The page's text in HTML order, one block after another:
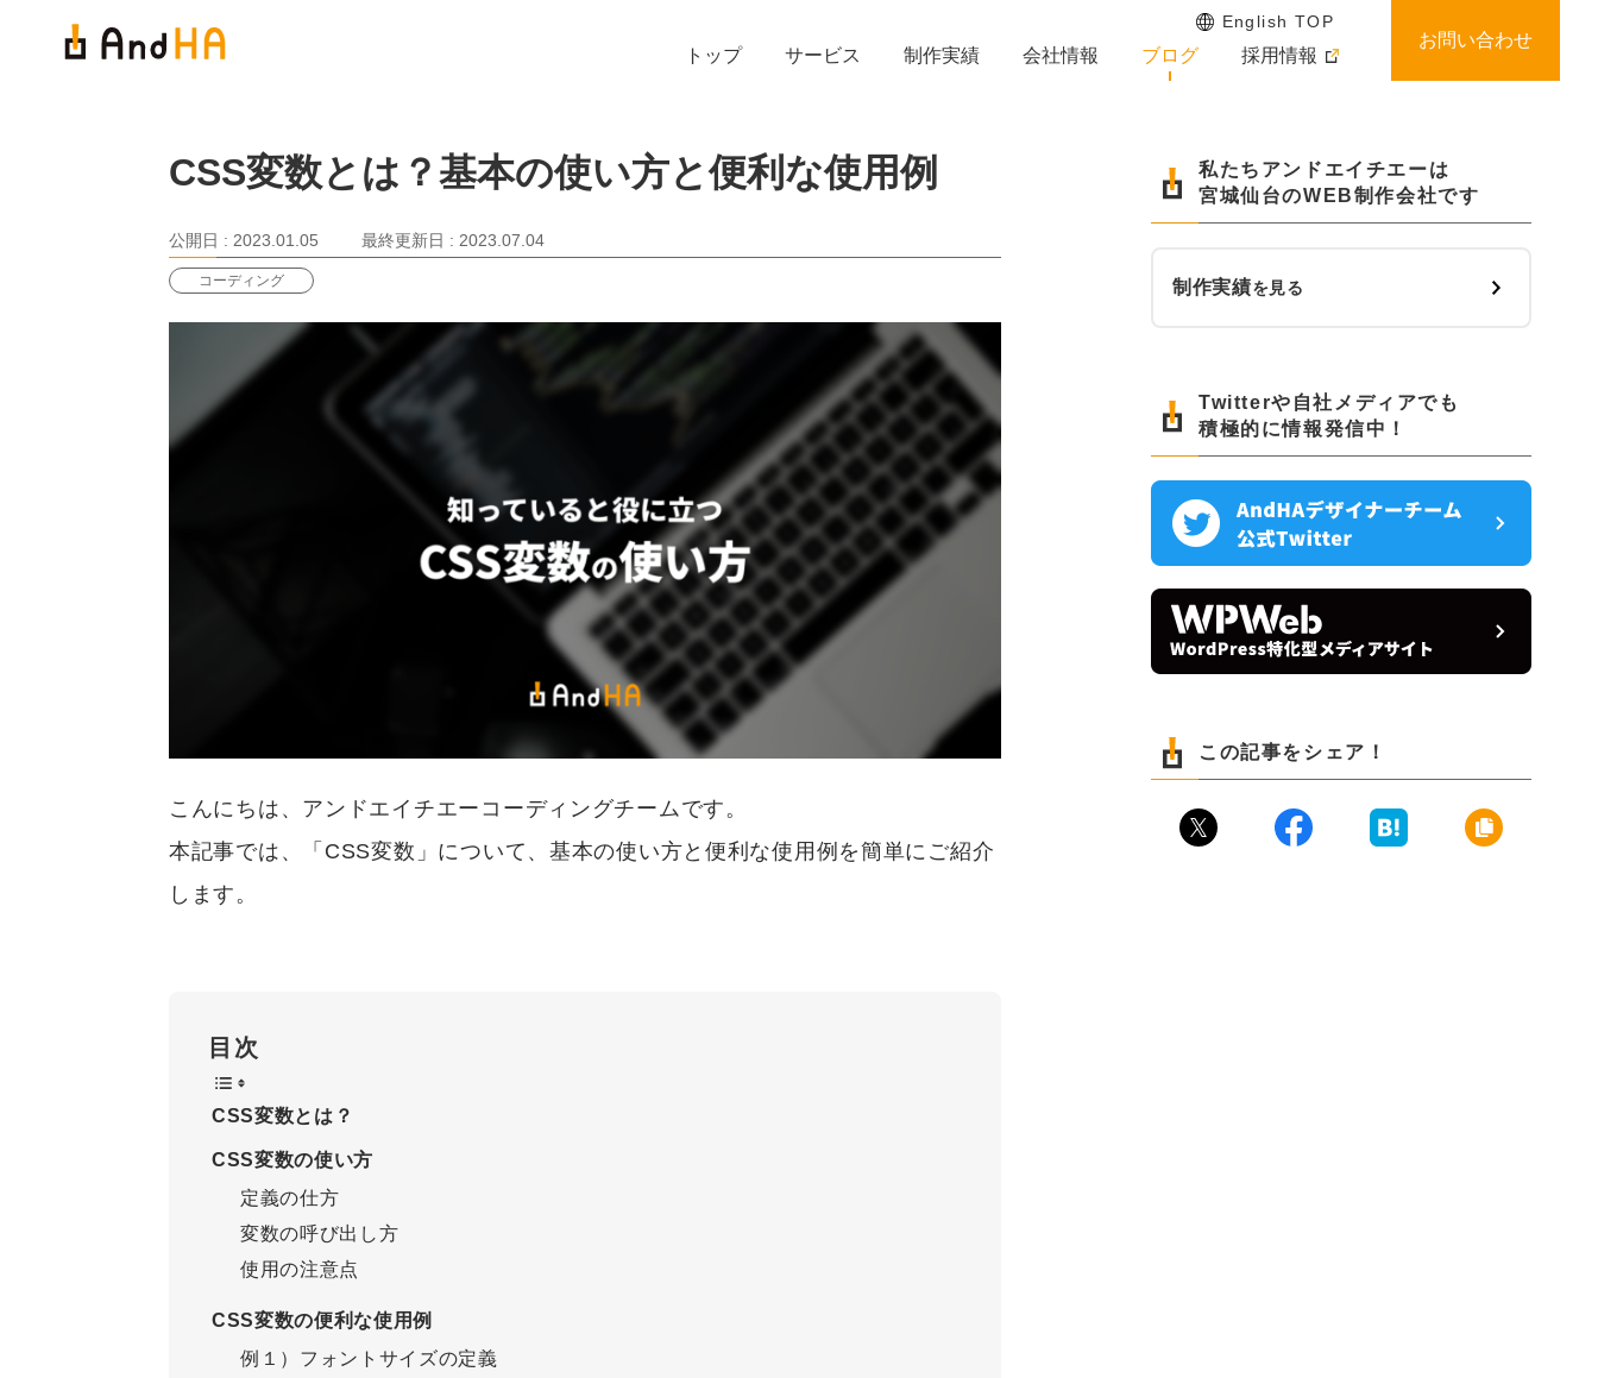
トップ サービス 制作実績 会社情報 ブログ 採用情報
お問い合わせ
English TOP
CSS変数とは？基本の使い方と便利な使用例
公開日 : 2023.01.05 最終更新日 : 2023.07.04
コーディング
こんにちは、アンドエイチエーコーディングチームです。
本記事では、「CSS変数」について、基本の使い方と便利な使用例を簡単にご紹介
します。
目次
CSS変数とは？
CSS変数の使い方
定義の仕方
変数の呼び出し方
使用の注意点
CSS変数の便利な使用例
例１）フォントサイズの定義
私たちアンドエイチエーは
宮城仙台のWEB制作会社です
制作実績を見る
Twitterや自社メディアでも
積極的に情報発信中！
この記事をシェア！